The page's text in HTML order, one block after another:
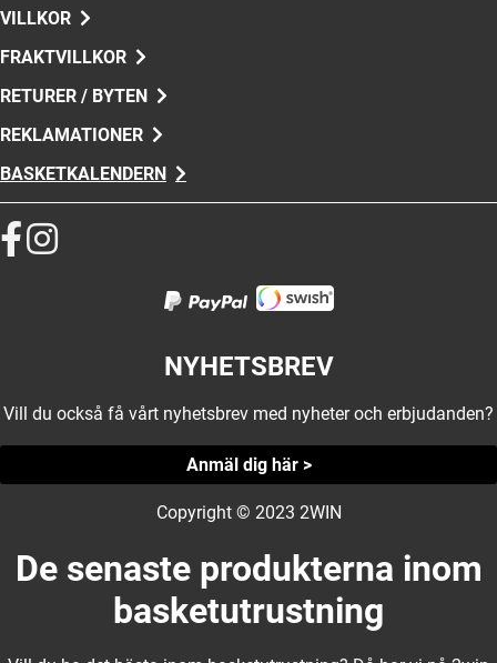
VILLKOR
FRAKTVILLKOR
RETURER / BYTEN
REKLAMATIONER
BASKETKALENDERN
NYHETSBREV
Vill du också få vårt nyhetsbrev med nyheter och erbjudanden?
Anmäl dig här >
Copyright © 2023 2WIN
De senaste produkterna inom
basketutrustning